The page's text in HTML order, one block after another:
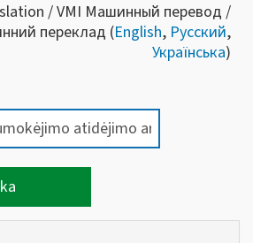
/ VMI Машинный перевод /
переклад (English, Русский,
Українська)